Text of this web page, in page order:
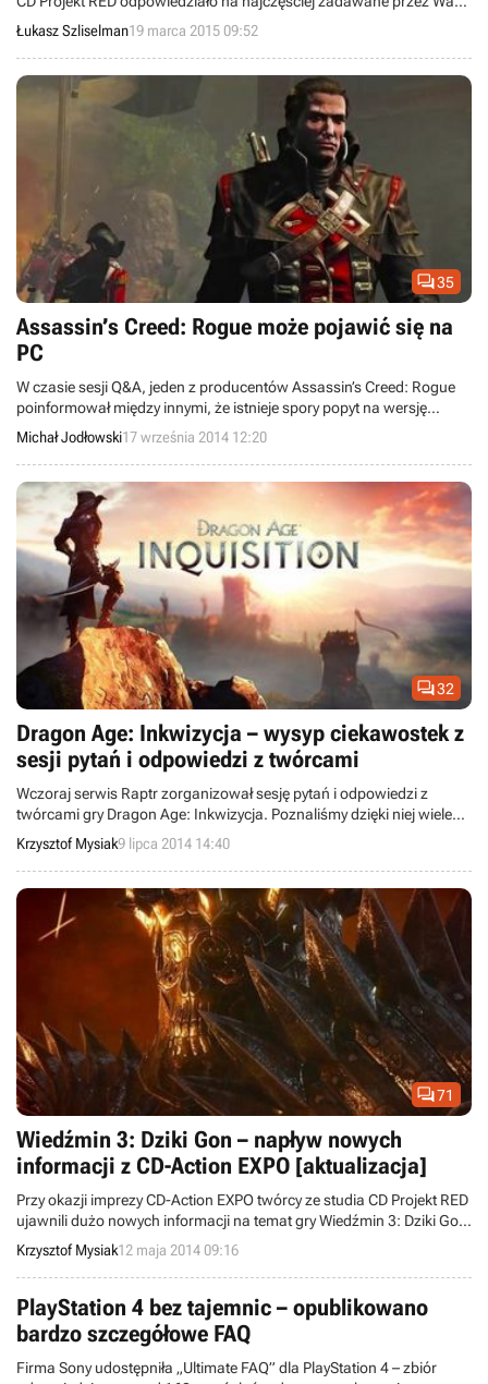
pytania. W ten sposób dowiedzieliśmy się m.in. o prologu w grze, roli
Ciri oraz systemie craftingu.
Łukasz Szliselman19 marca 2015 09:52
35
Assassin’s Creed: Rogue może pojawić się na
PC
W czasie sesji Q&A, jeden z producentów Assassin’s Creed: Rogue
poinformował między innymi, że istnieje spory popyt na wersję
pecetową, więc twórcy rozważą jej stworzenie.
Michał Jodłowski17 września 2014 12:20
32
Dragon Age: Inkwizycja – wysyp ciekawostek z
sesji pytań i odpowiedzi z twórcami
Wczoraj serwis Raptr zorganizował sesję pytań i odpowiedzi z
twórcami gry Dragon Age: Inkwizycja. Poznaliśmy dzięki niej wiele
ciekawostek od członków zespołu BioWare, dotyczących m.in.
kreacji bohatera, jego towarzyszy, romansów, walki, ekwipunku,
umiejętności oraz postaci i lokacji, na które trafimy podczas
przygody.
Krzysztof Mysiak9 lipca 2014 14:40
71
Wiedźmin 3: Dziki Gon – napływ nowych
informacji z CD-Action EXPO [aktualizacja]
Przy okazji imprezy CD-Action EXPO twórcy ze studia CD Projekt RED
ujawnili dużo nowych informacji na temat gry Wiedźmin 3: Dziki Gon.
Poznaliśmy więcej szczegółów m.in. odnośnie konstrukcji fabuły,
zakończeń, budowy świata, systemu ekwipunku i alchemii.
Zapraszamy do lektury.
Krzysztof Mysiak12 maja 2014 09:16
PlayStation 4 bez tajemnic – opublikowano
bardzo szczegółowe FAQ
Firma Sony udostępniła „Ultimate FAQ” dla PlayStation 4 – zbiór